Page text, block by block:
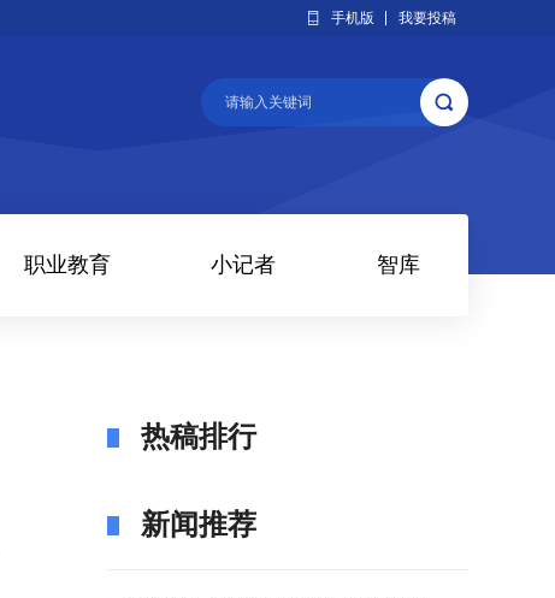
手机版 我要投稿
职业教育 小记者 智库
热稿排行
新闻推荐